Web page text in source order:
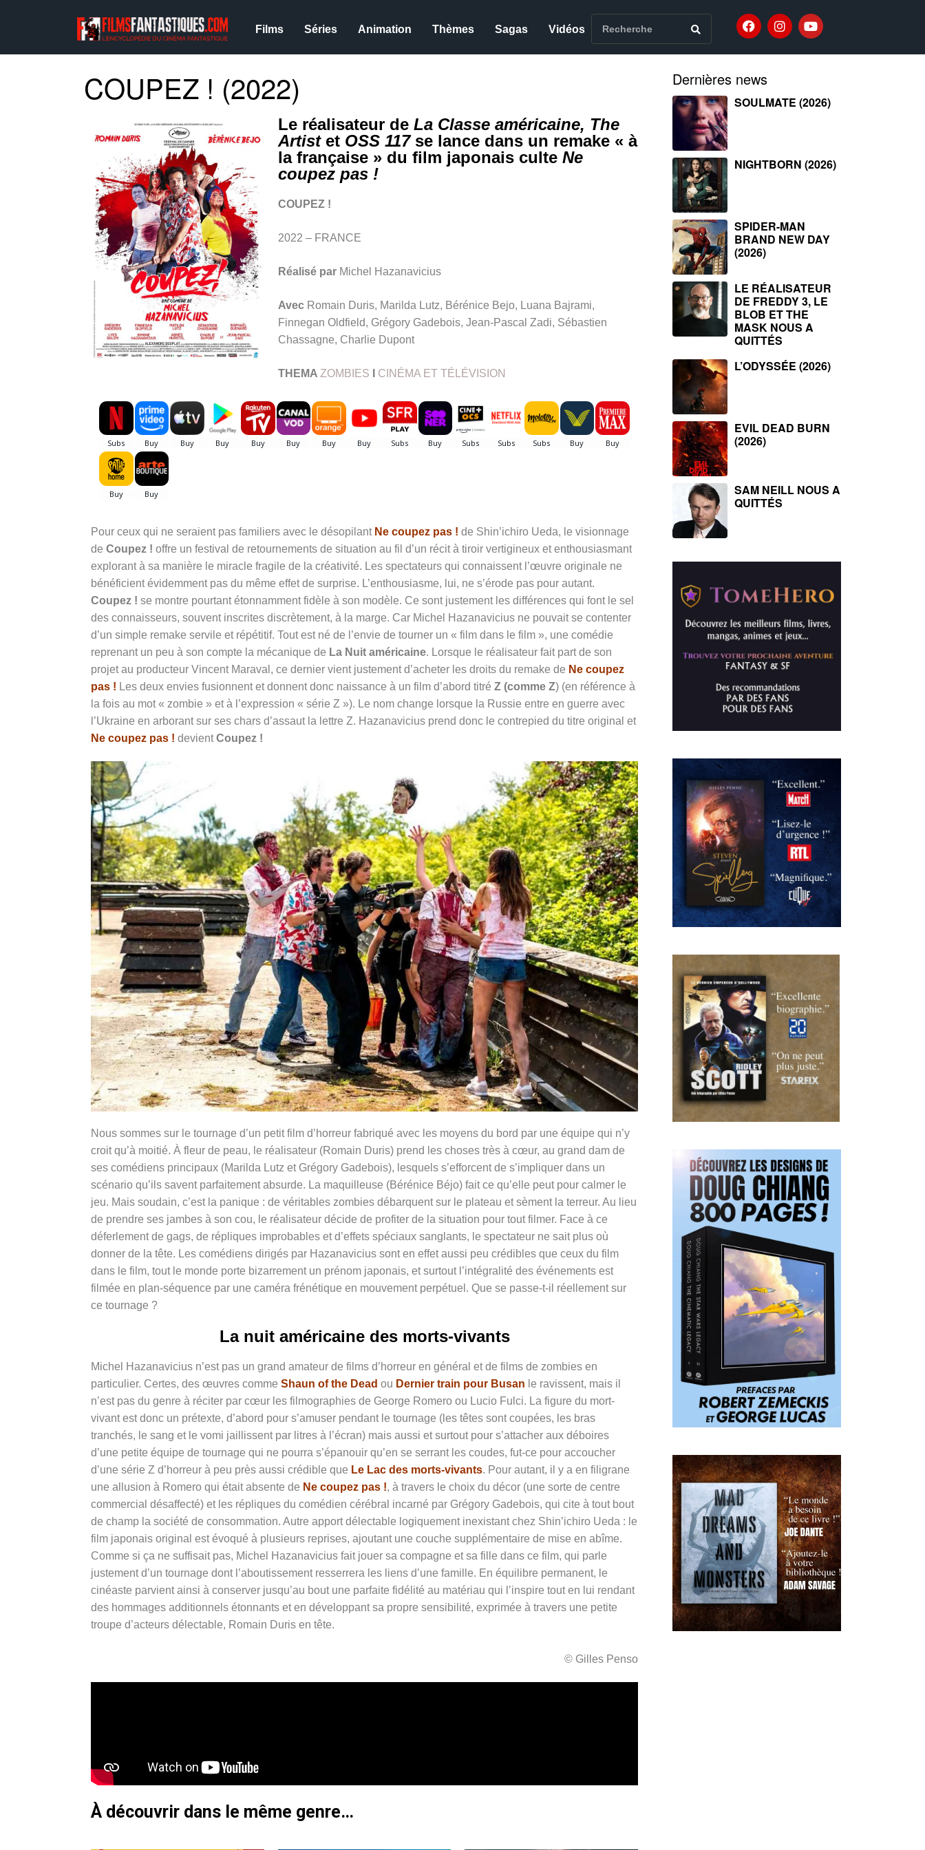
Films Séries Animation Thèmes Sagas Vidéos
COUPEZ ! (2022)
Le réalisateur de La Classe américaine, The
Artistet OSS 117se lance dans un remake « à
la française » du film japonais culte Ne
coupez pas !
COUPEZ !
2022 – FRANCE
Réalisé par Michel Hazanavicius
Avec Romain Duris, Marilda Lutz, Bérénice Bejo, Luana Bajrami,
Finnegan Oldfield, Grégory Gadebois, Jean-Pascal Zadi, Sébastien
Chassagne, Charlie Dupont
THEMA ZOMBIES CINÉMA ET TÉLÉVISION
Pour ceux qui ne seraient pas familiers avec le désopilant Ne coupez pas ! de Shin’ichiro Ueda, le visionnage
de Coupez ! offre un festival de retournements de situation au fil d’un récit à tiroir vertigineux et enthousiasmant
explorant à sa manière le miracle fragile de la créativité. Les spectateurs qui connaissent l’œuvre originale ne
bénéficient évidemment pas du même effet de surprise. L’enthousiasme, lui, ne s’érode pas pour autant.
Coupez ! se montre pourtant étonnamment fidèle à son modèle. Ce sont justement les différences qui font le sel
des connaisseurs, souvent inscrites discrètement, à la marge. Car Michel Hazanavicius ne pouvait se contenter
d’un simple remake servile et répétitif. Tout est né de l’envie de tourner un « film dans le film », une comédie
reprenant un peu à son compte la mécanique de La Nuit américaine. Lorsque le réalisateur fait part de son
projet au producteur Vincent Maraval, ce dernier vient justement d’acheter les droits du remake de Ne coupez
pas ! Les deux envies fusionnent et donnent donc naissance à un film d’abord titré Z (comme Z) (en référence à
la fois au mot « zombie » et à l’expression « série Z »). Le nom change lorsque la Russie entre en guerre avec
l’Ukraine en arborant sur ses chars d’assaut la lettre Z. Hazanavicius prend donc le contrepied du titre original et
Ne coupez pas ! devientCoupez !
Nous sommes sur le tournage d’un petit film d’horreur fabriqué avec les moyens du bord par une équipe qui n’y
croit qu’à moitié. À fleur de peau, le réalisateur (Romain Duris) prend les choses très à cœur, au grand dam de
ses comédiens principaux (Marilda Lutz et Grégory Gadebois), lesquels s’efforcent de s’impliquer dans un
scénario qu’ils savent parfaitement absurde. La maquilleuse (Bérénice Béjo) fait ce qu’elle peut pour calmer le
jeu. Mais soudain, c’est la panique : de véritables zombies débarquent sur le plateau et sèment la terreur. Au lieu
de prendre ses jambes à son cou, le réalisateur décide de profiter de la situation pour tout filmer. Face à ce
déferlement de gags, de répliques improbables et d’effets spéciaux sanglants, le spectateur ne sait plus où
donner de la tête. Les comédiens dirigés par Hazanavicius sont en effet aussi peu crédibles que ceux du film
dans le film, tout le monde porte bizarrement un prénom japonais, et surtout l’intégralité des événements est
filmée en plan-séquence par une caméra frénétique en mouvement perpétuel. Que se passe-t-il réellement sur
ce tournage ?
La nuit américaine des morts-vivants
Michel Hazanavicius n’est pas un grand amateur de films d’horreur en général et de films de zombies en
particulier. Certes, des œuvres comme Shaun of the Dead ou Dernier train pour Busan le ravissent, mais il
n’est pas du genre à réciter par cœur les filmographies de George Romero ou Lucio Fulci. La figure du mort-
vivant est donc un prétexte, d’abord pour s’amuser pendant le tournage (les têtes sont coupées, les bras
tranchés, le sang et le vomi jaillissent par litres à l’écran) mais aussi et surtout pour s’attacher aux déboires
d’une petite équipe de tournage qui ne pourra s’épanouir qu’en se serrant les coudes, fut-ce pour accoucher
d’une série Z d’horreur à peu près aussi crédible que Le Lac des morts-vivants. Pour autant, il y a en filigrane
une allusion à Romero qui était absente de Ne coupez pas !, à travers le choix du décor (une sorte de centre
commercial désaffecté) et les répliques du comédien cérébral incarné par Grégory Gadebois, qui cite à tout bout
de champ la société de consommation. Autre apport délectable logiquement inexistant chez Shin’ichiro Ueda : le
film japonais original est évoqué à plusieurs reprises, ajoutant une couche supplémentaire de mise en abîme.
Comme si ça ne suffisait pas, Michel Hazanavicius fait jouer sa compagne et sa fille dans ce film, qui parle
justement d’un tournage dont l’aboutissement resserrera les liens d’une famille. En équilibre permanent, le
cinéaste parvient ainsi à conserver jusqu’au bout une parfaite fidélité au matériau qui l’inspire tout en lui rendant
des hommages additionnels étonnants et en développant sa propre sensibilité, exprimée à travers une petite
troupe d’acteurs délectable, Romain Duris en tête.
© Gilles Penso
À découvrir dans le même genre…
Dernières news
SOULMATE (2026)
NIGHTBORN (2026)
SPIDER-MAN
BRAND NEW DAY
(2026)
LE RÉALISATEUR
DE FREDDY 3, LE
BLOB ET THE
MASK NOUS A
QUITTÉS
L’ODYSSÉE (2026)
EVIL DEAD BURN
(2026)
SAM NEILL NOUS A
QUITTÉS